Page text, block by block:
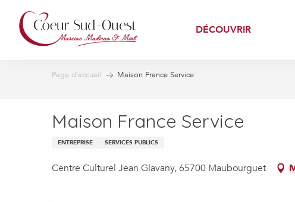
contenu
principal
DÉCOUVRIR
Page d’accueil Maison France Service
Maison France Service
ENTREPRISE SERVICES PUBLICS
Centre Culturel Jean Glavany, 65700 Maubourguet